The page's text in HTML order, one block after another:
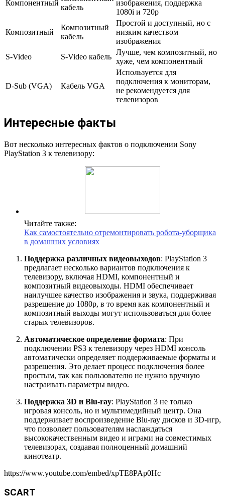
Компонентный
кабель
изображения, поддержка
1080i и 720p
Композитный
Композитный
кабель
Простой и доступный, но с
низким качеством
изображения
S-Video
S-Video кабель
Лучше, чем композитный, но
хуже, чем компонентный
D-Sub (VGA) Кабель VGA
Используется для
подключения к мониторам,
не рекомендуется для
телевизоров
Интересные факты
Вот несколько интересных фактов о подключении Sony
PlayStation 3 к телевизору:
Читайте также:
Как самостоятельно отремонтировать робота-уборщика
в домашних условиях
Поддержка различных видеовыходов: PlayStation 3
предлагает несколько вариантов подключения к
телевизору, включая HDMI, компонентный и
композитный видеовыходы. HDMI обеспечивает
наилучшее качество изображения и звука, поддерживая
разрешение до 1080p, в то время как компонентный и
композитный выходы могут использоваться для более
старых телевизоров.
Автоматическое определение формата: При
подключении PS3 к телевизору через HDMI консоль
автоматически определяет поддерживаемые форматы и
разрешения. Это делает процесс подключения более
простым, так как пользователю не нужно вручную
настраивать параметры видео.
Поддержка 3D и Blu-ray: PlayStation 3 не только
игровая консоль, но и мультимедийный центр. Она
поддерживает воспроизведение Blu-ray дисков и 3D-игр,
что позволяет пользователям наслаждаться
высококачественным видео и играми на совместимых
телевизорах, создавая полноценный домашний
кинотеатр.
https://www.youtube.com/embed/xpTE8PAp0Hc
SCART